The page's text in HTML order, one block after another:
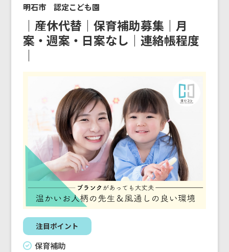
明石市 認定こども園
｜産休代替｜保育補助募集｜月
案・週案・日案なし｜連絡帳程度
｜
注目ポイント
保育補助